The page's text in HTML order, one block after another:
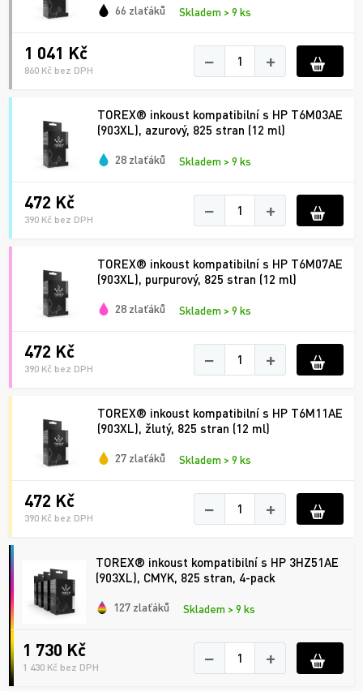
66 zlaťáků Skladem > 9 ks
1 041 Kč
860 Kč bez DPH − +
TOREX® inkoust kompatibilní s HP T6M03AE
(903XL), azurový, 825 stran (12 ml)
28 zlaťáků Skladem > 9 ks
472 Kč
390 Kč bez DPH − +
TOREX® inkoust kompatibilní s HP T6M07AE
(903XL), purpurový, 825 stran (12 ml)
28 zlaťáků Skladem > 9 ks
472 Kč
390 Kč bez DPH − +
TOREX® inkoust kompatibilní s HP T6M11AE
(903XL), žlutý, 825 stran (12 ml)
27 zlaťáků Skladem > 9 ks
472 Kč
390 Kč bez DPH − +
TOREX® inkoust kompatibilní s HP 3HZ51AE
(903XL), CMYK, 825 stran, 4-pack
127 zlaťáků Skladem > 9 ks
1 730 Kč
1 430 Kč bez DPH − +